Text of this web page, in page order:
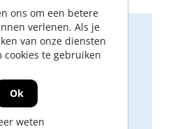
K80 blister van 5
63717083043
oflog in
ons om een betere
verlenen. Als je
van onze diensten
cookies te gebruiken
Ok
weten